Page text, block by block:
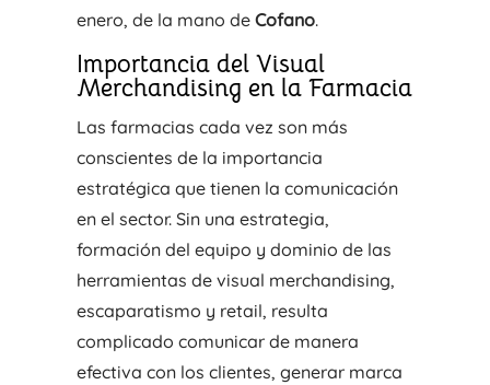
enero, de la mano de Cofano.
Importancia del Visual
Merchandising en la Farmacia
Las farmacias cada vez son más
conscientes de la importancia
estratégica que tienen la comunicación
en el sector. Sin una estrategia,
formación del equipo y dominio de las
herramientas de visual merchandising,
escaparatismo y retail, resulta
complicado comunicar de manera
efectiva con los clientes, generar marca